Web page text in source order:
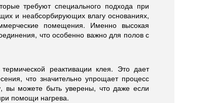
требуют специального подхода при
и неабсорбирующих влагу основаниях,
помещения. Именно высокая
что особенно важно для полов с
реактивации клея. Это дает
что значительно упрощает процесс
вы можете быть уверены, что даже если
помощи нагрева.